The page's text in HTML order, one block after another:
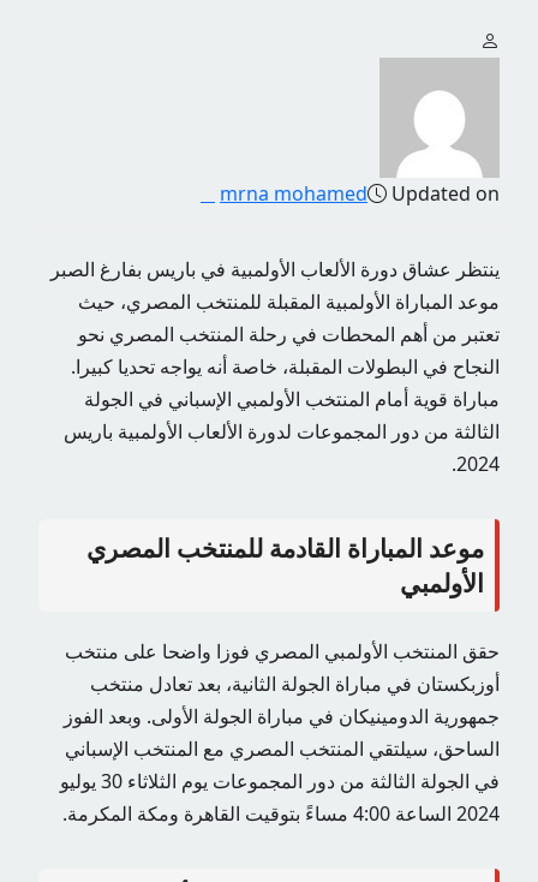
mrna mohamed Updated on
ينتظر عشاق دورة الألعاب الأولمبية في باريس بفارغ الصبر
موعد المباراة الأولمبية المقبلة للمنتخب المصري، حيث
تعتبر من أهم المحطات في رحلة المنتخب المصري نحو
النجاح في البطولات المقبلة، خاصة أنه يواجه تحديا كبيرا.
مباراة قوية أمام المنتخب الأولمبي الإسباني في الجولة
الثالثة من دور المجموعات لدورة الألعاب الأولمبية باريس
2024.
موعد المباراة القادمة للمنتخب المصري
الأولمبي
حقق المنتخب الأولمبي المصري فوزا واضحا على منتخب
أوزبكستان في مباراة الجولة الثانية، بعد تعادل منتخب
جمهورية الدومينيكان في مباراة الجولة الأولى. وبعد الفوز
الساحق، سيلتقي المنتخب المصري مع المنتخب الإسباني
في الجولة الثالثة من دور المجموعات يوم الثلاثاء 30 يوليو
2024 الساعة 4:00 مساءً بتوقيت القاهرة ومكة المكرمة.